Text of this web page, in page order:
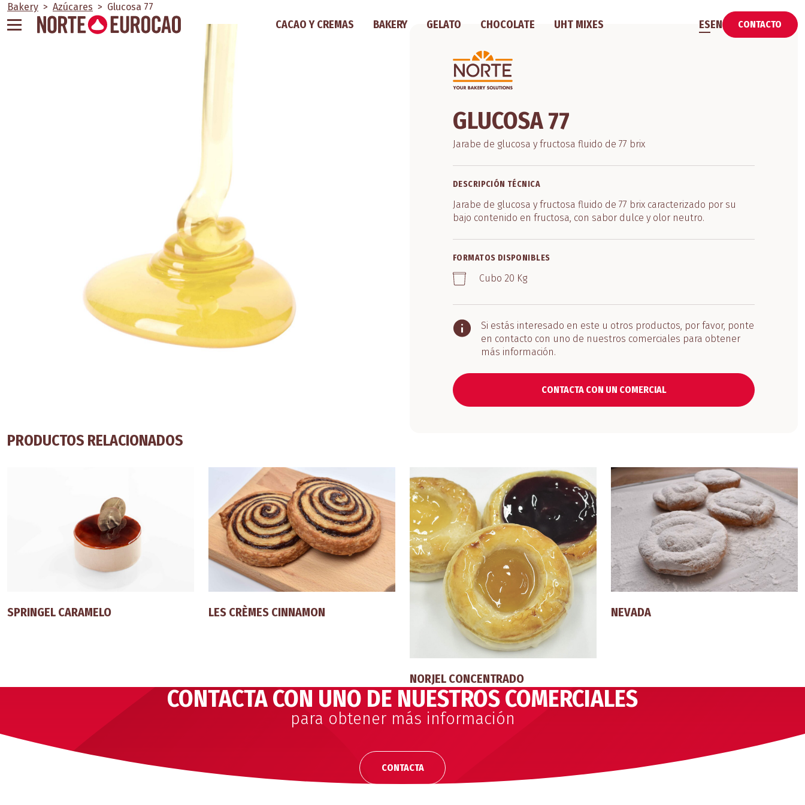
Skip
to
CACAO Y CREMAS BAKERY GELATO CHOCOLATE UHT MIXES ESEN CONTACTO
Bakery > Azúcares > Glucosa 77
GLUCOSA 77
Jarabe de glucosa y fructosa fluido de 77 brix
DESCRIPCIÓN TÉCNICA
Jarabe de glucosa y fructosa fluido de 77 brix caracterizado por su
bajo contenido en fructosa, con sabor dulce y olor neutro.
FORMATOS DISPONIBLES
Cubo 20 Kg
Si estás interesado en este u otros productos, por favor, ponte
en contacto con uno de nuestros comerciales para obtener
más información.
CONTACTA CON UN COMERCIAL
PRODUCTOS RELACIONADOS
SPRINGEL CARAMELO LES CRÈMES CINNAMON
NORJEL CONCENTRADO
NEVADA
CONTACTA CON UNO DE NUESTROS COMERCIALES
para obtener más información
CONTACTA